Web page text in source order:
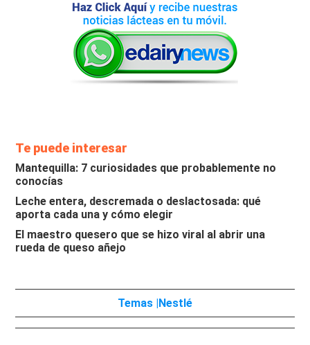
Te puede interesar
Mantequilla: 7 curiosidades que probablemente no
conocías
Leche entera, descremada o deslactosada: qué
aporta cada una y cómo elegir
El maestro quesero que se hizo viral al abrir una
rueda de queso añejo
Temas |Nestlé